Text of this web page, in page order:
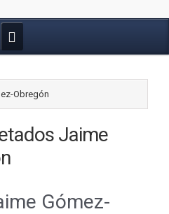
Obregón
Jaime
Gómez-